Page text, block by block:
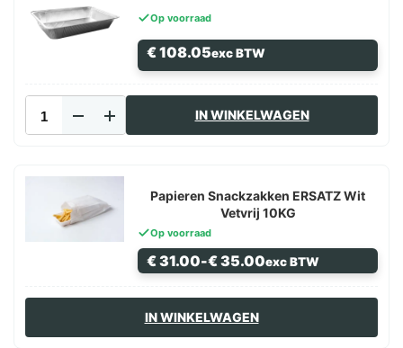
Op voorraad
€108.05exc BTW
Gastronormbak
1/1
aantal
IN WINKELWAGEN
Papieren Snackzakken ERSATZ Wit
Vetvrij 10KG
Op voorraad
€31.00-€35.00
Prijsklasse:
€ 31.00
€ 35.00
exc BTW
IN WINKELWAGEN
Dit
heeft